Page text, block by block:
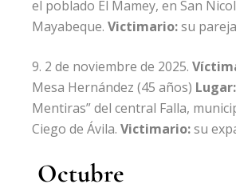
el poblado El Mamey, en San
Mayabeque.Victimario:su
2 de noviembre de 2025.
Mesa Hernández (45 años) Lugar:
Mentiras” del central Falla,
Ciego de Ávila.Victimario:su
Octubre